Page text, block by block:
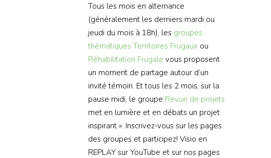
Tous les mois en alternance
(généralement les derniers mardi ou
jeudi du mois à 18h), les groupes
thématiques Territoires Frugaux ou
Réhabilitation Frugale vous proposent
un moment de partage autour d’un
invité témoin. Et tous les 2 mois, sur la
pause midi, le groupe Revue de projets
met en lumière et en débats un projet
inspirant ». Inscrivez-vous sur les pages
des groupes et participez! Visio en
REPLAY sur YouTube et sur nos pages